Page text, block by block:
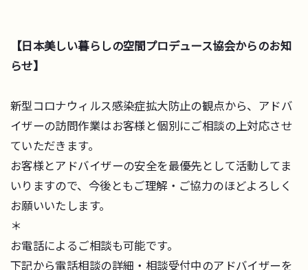
【日本美しい暮らしの空間プロデュース協会からのお知
らせ】
新型コロナウィルス感染症拡大防止の観点から、アドバ
イザーの訪問作業はお客様と個別にご相談の上対応させ
ていただきます。
お客様とアドバイザーの安全を最優先として活動してま
いりますので、今後ともご理解・ご協力のほどよろしく
お願いいたします。
＊
お電話によるご相談も可能です。
下記から電話相談の詳細・相談受付中のアドバイザーを